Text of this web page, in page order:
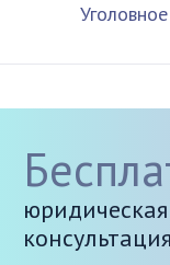
юридическая
консультация